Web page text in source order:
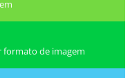
de imagem